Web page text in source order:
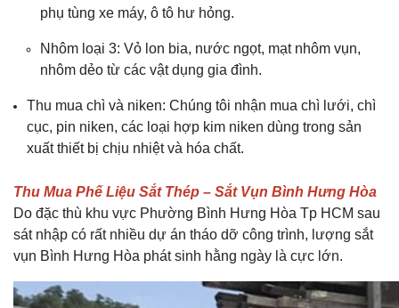
phụ tùng xe máy, ô tô hư hỏng.
Nhôm loại 3: Vỏ lon bia, nước ngọt, mạt nhôm vụn,
nhôm dẻo từ các vật dụng gia đình.
Thu mua chì và niken: Chúng tôi nhận mua chì lưới, chì
cục, pin niken, các loại hợp kim niken dùng trong sản
xuất thiết bị chịu nhiệt và hóa chất.
Thu Mua Phế Liệu Sắt Thép – Sắt Vụn Bình Hưng Hòa
Do đặc thù khu vực Phường Bình Hưng Hòa Tp HCM sau
sát nhập có rất nhiều dự án tháo dỡ công trình, lượng sắt
vụn Bình Hưng Hòa phát sinh hằng ngày là cực lớn.